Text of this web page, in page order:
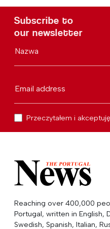
Subscribe to
our newsletter
Nazwa
Email address
Przeczytałem i akceptuję
Reaching over 400,000
Portugal, written in English,
Swedish, Spanish, Italian,